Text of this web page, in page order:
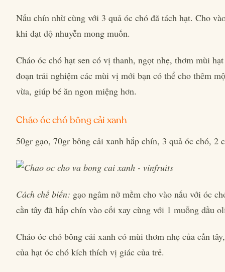
Nấu chín nhừ cùng với 3 quả óc chó đã tách hạt. Cho
khi đạt độ nhuyễn mong muốn.
Cháo óc chó hạt sen có vị thanh, ngọt nhẹ, thơm mùi
đoạn trải nghiệm các mùi vị mới bạn có thể cho thêm
vừa, giúp bé ăn ngon miệng hơn.
Cháo óc chó bông cải xanh
50gr gạo, 70gr bông cải xanh hấp chín, 3 quả óc chó, 2
Cách chế biến: gạo ngâm nở mềm cho vào nấu với óc
cần tây đã hấp chín vào cối xay cùng với 1 muỗng dầu
Cháo óc chó bông cải xanh có mùi thơm nhẹ của cần
của hạt óc chó kích thích vị giác của trẻ.